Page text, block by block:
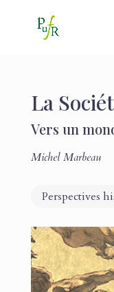
La
Vers un
Michel Marbeau
Perspectives